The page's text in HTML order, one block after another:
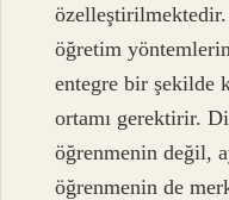
öğretim
entegre bir şekilde
ortamı gerektirir.
öğrenmenin değil,
öğrenmenin de